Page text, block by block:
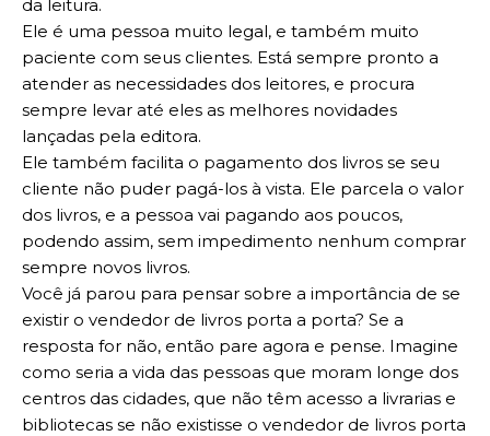
da leitura.
Ele é uma pessoa muito legal, e também muito
paciente com seus clientes. Está sempre pronto a
atender as necessidades dos leitores, e procura
sempre levar até eles as melhores novidades
lançadas pela editora.
Ele também facilita o pagamento dos livros se seu
cliente não puder pagá-los à vista. Ele parcela o valor
dos livros, e a pessoa vai pagando aos poucos,
podendo assim, sem impedimento nenhum comprar
sempre novos livros.
Você já parou para pensar sobre a importância de se
existir o vendedor de livros porta a porta? Se a
resposta for não, então pare agora e pense. Imagine
como seria a vida das pessoas que moram longe dos
centros das cidades, que não têm acesso a livrarias e
bibliotecas se não existisse o vendedor de livros porta